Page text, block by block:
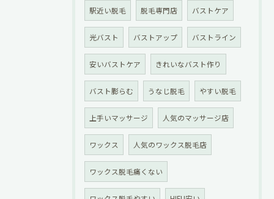
駅近い脱毛 脱毛専門店 バストケア
光バスト バストアップ バストライン
安いバストケア きれいなバスト作り
バスト膨らむ うなじ脱毛 やすい脱毛
上手いマッサージ 人気のマッサージ店
ワックス 人気のワックス脱毛店
ワックス脱毛痛くない